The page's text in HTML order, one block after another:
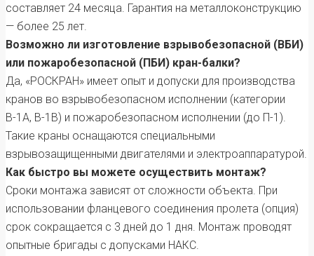
составляет 24 месяца. Гарантия на металлоконструкцию
— более 25 лет.
Возможно ли изготовление взрывобезопасной (ВБИ)
или пожаробезопасной (ПБИ) кран-балки?
Да, «РОСКРАН» имеет опыт и допуски для производства
кранов во взрывобезопасном исполнении (категории
В-1А, В-1В) и пожаробезопасном исполнении (до П-1).
Такие краны оснащаются специальными
взрывозащищенными двигателями и электроаппаратурой.
Как быстро вы можете осуществить монтаж?
Сроки монтажа зависят от сложности объекта. При
использовании фланцевого соединения пролета (опция)
срок сокращается с 3 дней до 1 дня. Монтаж проводят
опытные бригады с допусками НАКС.